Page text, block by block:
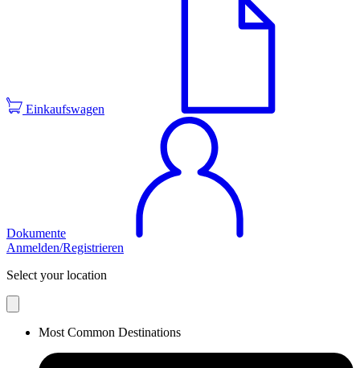
Einkaufswagen
Dokumente
Anmelden/Registrieren
Select your location
Most Common Destinations